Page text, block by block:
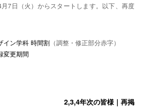
7日（火）からスタートします。以下、再度
イン学科 時間割 （調整・修正部分赤字）
変更期間
2,3,4年次の皆様｜再掲